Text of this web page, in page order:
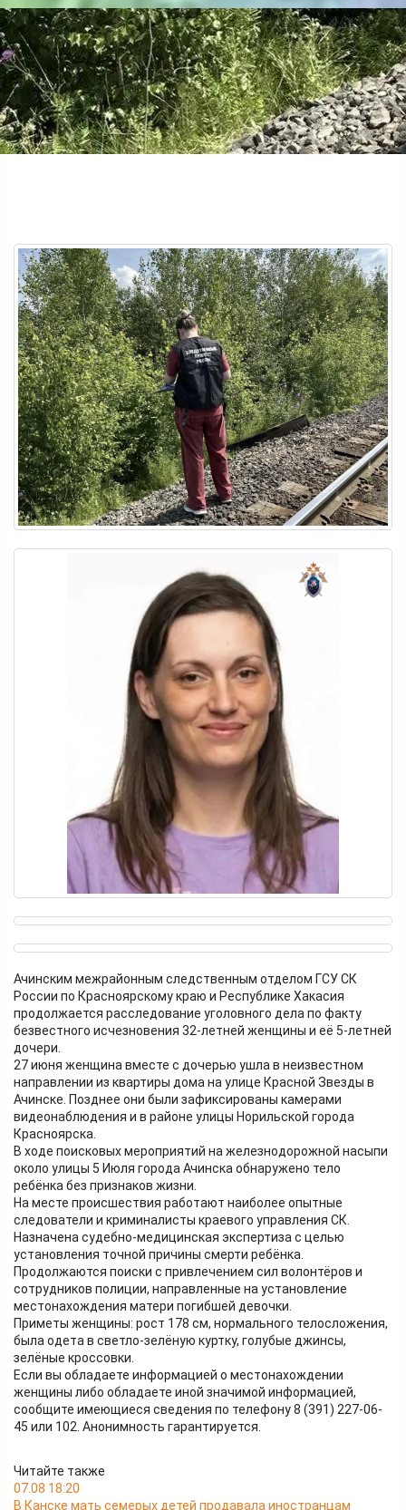
Ачинским межрайонным следственным отделом ГСУ СК
России по Красноярскому краю и Республике Хакасия
продолжается расследование уголовного дела по факту
безвестного исчезновения 32-летней женщины и её 5-летней
дочери.
27 июня женщина вместе с дочерью ушла в неизвестном
направлении из квартиры дома на улице Красной Звезды в
Ачинске. Позднее они были зафиксированы камерами
видеонаблюдения и в районе улицы Норильской города
Красноярска.
В ходе поисковых мероприятий на железнодорожной насыпи
около улицы 5 Июля города Ачинска обнаружено тело
ребёнка без признаков жизни.
На месте происшествия работают наиболее опытные
следователи и криминалисты краевого управления СК.
Назначена судебно-медицинская экспертиза с целью
установления точной причины смерти ребёнка.
Продолжаются поиски с привлечением сил волонтёров и
сотрудников полиции, направленные на установление
местонахождения матери погибшей девочки.
Приметы женщины: рост 178 см, нормального телосложения,
была одета в светло-зелёную куртку, голубые джинсы,
зелёные кроссовки.
Если вы обладаете информацией о местонахождении
женщины либо обладаете иной значимой информацией,
сообщите имеющиеся сведения по телефону 8 (391) 227-06-
45 или 102. Анонимность гарантируется.
Читайте также
07.08 18:20
В Канске мать семерых детей продавала иностранцам